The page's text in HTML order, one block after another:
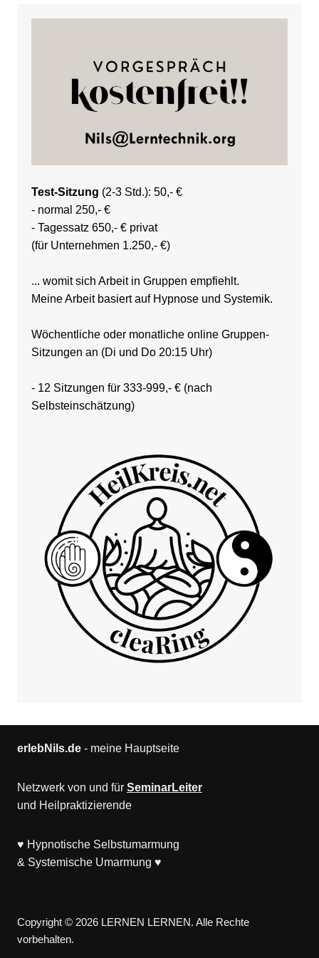
Test-Sitzung (2-3 Std.): 50,- €
- normal 250,- €
- Tagessatz 650,- € privat
(für Unternehmen 1.250,- €)
... womit sich Arbeit in Gruppen empfiehlt.
Meine Arbeit basiert auf Hypnose und Systemik.
Wöchentliche oder monatliche online Gruppen-
Sitzungen an (Di und Do 20:15 Uhr)
- 12 Sitzungen für 333-999,- € (nach
Selbsteinschätzung)
erlebNils.de- meine Hauptseite
Netzwerk von und für SeminarLeiter
und Heilpraktizierende
♥ Hypnotische Selbstumarmung
& Systemische Umarmung ♥
Copyright © 2026 LERNEN LERNEN. Alle Rechte
vorbehalten.